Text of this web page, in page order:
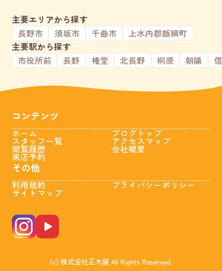
主要エリアから探す
長野市
須坂市 千曲市
上水内郡飯綱町
主要駅から探す
市役所前
長野 権堂 北長野 桐原 朝陽
コンテンツ
ホーム
スタッフ一覧
閲覧履歴
来店予約
ブログトップ
アクセスマップ
会社概要
その他
利用規約
サイトマップ
プライバシーポリシー
(c) 株式会社正木屋 All Rights Reserved.